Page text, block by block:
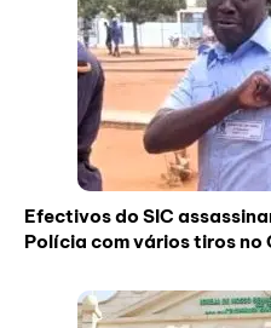
Efectivos do SIC
Polícia com vários tiros no